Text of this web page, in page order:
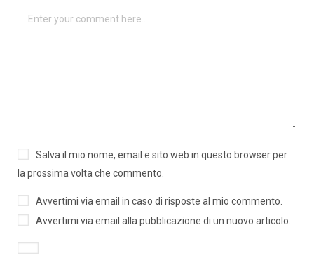
Salva il mio nome, email e sito web in questo browser per
la prossima volta che commento.
Avvertimi via email in caso di risposte al mio commento.
Avvertimi via email alla pubblicazione di un nuovo articolo.